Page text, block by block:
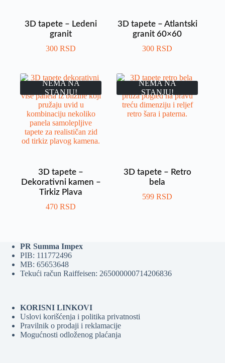
3D tapete – Ledeni
granit
300RSD
3D tapete – Atlantski
granit 60×60
300RSD
NEMA NA
STANJU!
3D tapete –
Dekorativni kamen –
Tirkiz Plava
470RSD
NEMA NA
STANJU!
3D tapete – Retro
bela
599RSD
PR Summa Impex
PIB: 111772496
MB: 65653648
Tekući račun Raiffeisen: 265000000714206836
KORISNI LINKOVI
Uslovi korišćenja i politika privatnosti
Pravilnik o prodaji i reklamacije
Mogućnosti odloženog plaćanja